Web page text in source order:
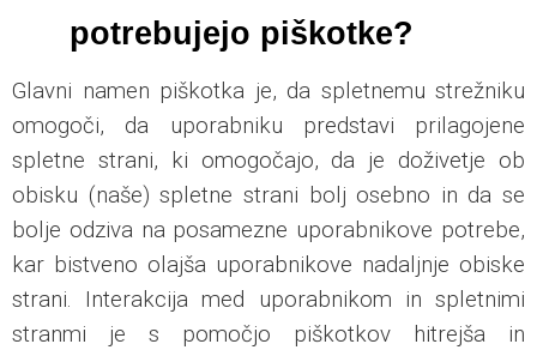
potrebujejo piškotke?
Glavni namen piškotka je, da spletnemu strežniku
omogoči, da uporabniku predstavi prilagojene
spletne strani, ki omogočajo, da je doživetje ob
obisku (naše) spletne strani bolj osebno in da se
bolje odziva na posamezne uporabnikove potrebe,
kar bistveno olajša uporabnikove nadaljnje obiske
strani. Interakcija med uporabnikom in spletnimi
stranmi je s pomočjo piškotkov hitrejša in